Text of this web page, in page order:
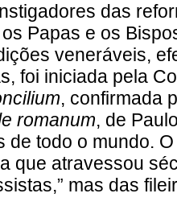
das
Papas e os
veneráveis,
foi iniciada pela
, confirmada
romanum, de
de todo o mundo.
que atravessou
mas das